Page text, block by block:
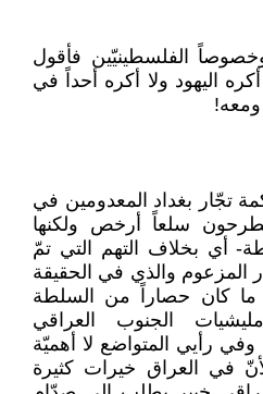
الفلسطينيّين فأقول
اليهود ولا أكره أحداً في
ومعه!
تجّار بغداد المعدومين في
يطرحون سلعاً أرخص ولكنها
أي بخلاف التهم التي تمّ
المزعوم والذي في الحقيقة
ما كان حصاراً من السلطة
الجنوب العراقي
رأيي المتواضع لا أهميّة
في العراق خيرات كثيرة